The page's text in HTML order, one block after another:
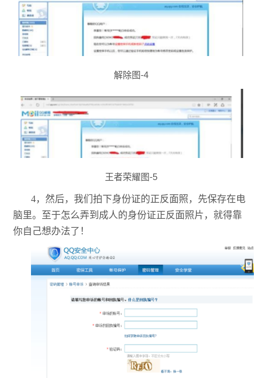
解除图-4
王者荣耀图-5
4，然后，我们拍下身份证的正反面照，先保存在电
脑里。至于怎么弄到成人的身份证正反面照片，就得靠
你自己想办法了！